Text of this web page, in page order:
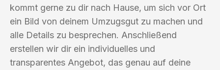
kommt gerne zu dir nach Hause, um sich vor Ort
ein Bild von deinem Umzugsgut zu machen und
alle Details zu besprechen. Anschließend
erstellen wir dir ein individuelles und
transparentes Angebot, das genau auf deine